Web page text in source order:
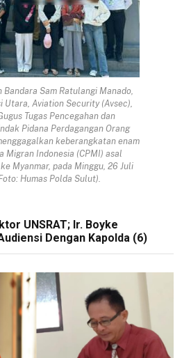
Bandara Sam Ratulangi Manado,
Utara, Aviation Security (Avsec),
Tugas Pencegahan dan
Pidana Perdagangan Orang
keberangkatan enam
Migran Indonesia (CPMI) asal
Myanmar, pada Minggu, 26 Juli
Humas Polda Sulut).
UNSRAT; Ir. Boyke
Dengan Kapolda (6)